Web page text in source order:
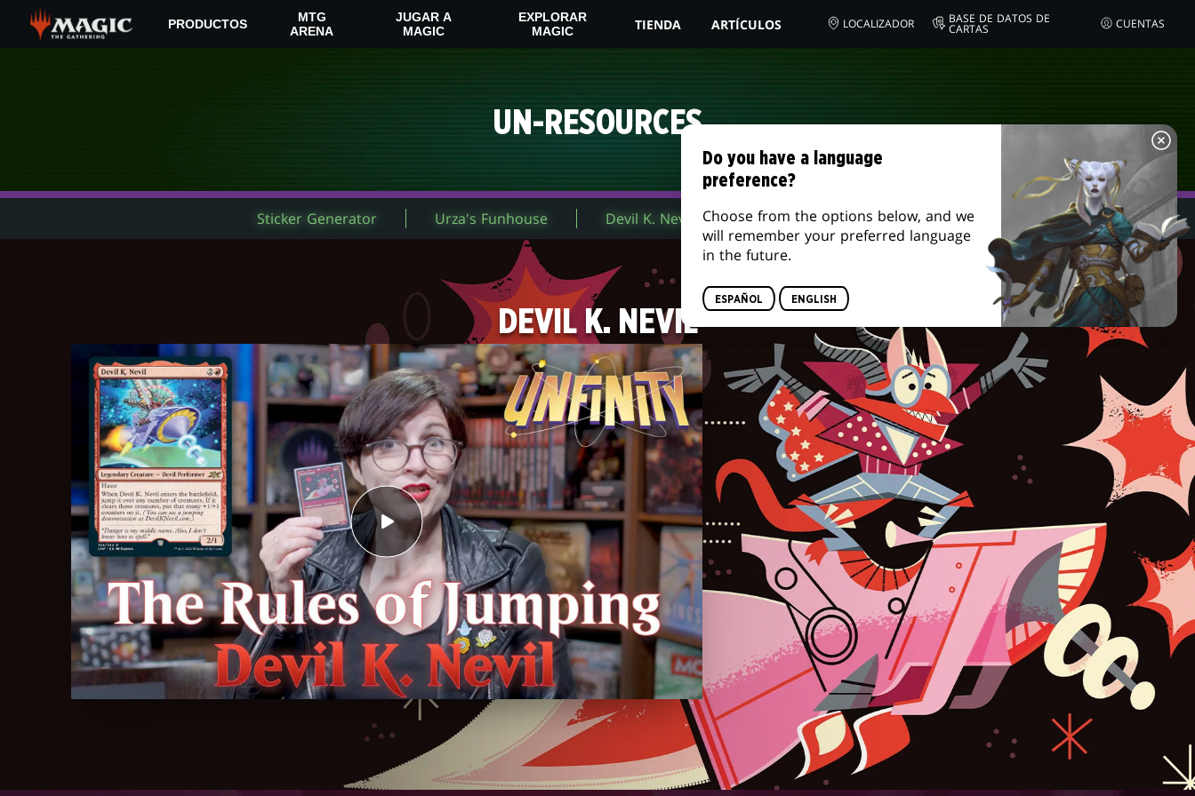
PRODUCTOS
MTG
ARENA
JUGAR A
MAGIC
EXPLORAR
MAGIC
TIENDA ARTÍCULOS LOCALIZADOR BASE DE DATOS DE
CARTAS CUENTAS
UN-RESOURCES
Sticker Generator Urza's Funhouse Devil K. Nevil Urza, Academy Headmaster
DEVIL K. NEVIL
Do you have a language
preference?
Choose from the options below, and we
will remember your preferred language
in the future.
ESPAÑOL ENGLISH